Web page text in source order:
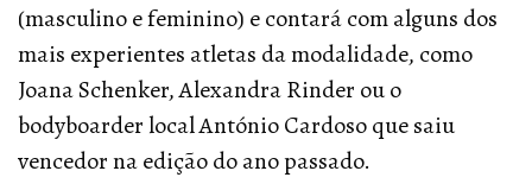
(masculino e feminino) e contará com alguns dos
mais experientes atletas da modalidade, como
Joana Schenker, Alexandra Rinder ou o
bodyboarder local António Cardoso que saiu
vencedor na edição do ano passado.